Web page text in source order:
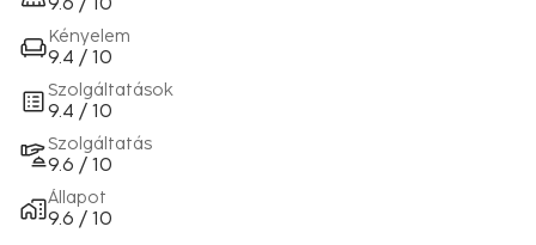
Kényelem
9.4 / 10
Szolgáltatások
9.4 / 10
Szolgáltatás
9.6 / 10
Állapot
9.6 / 10